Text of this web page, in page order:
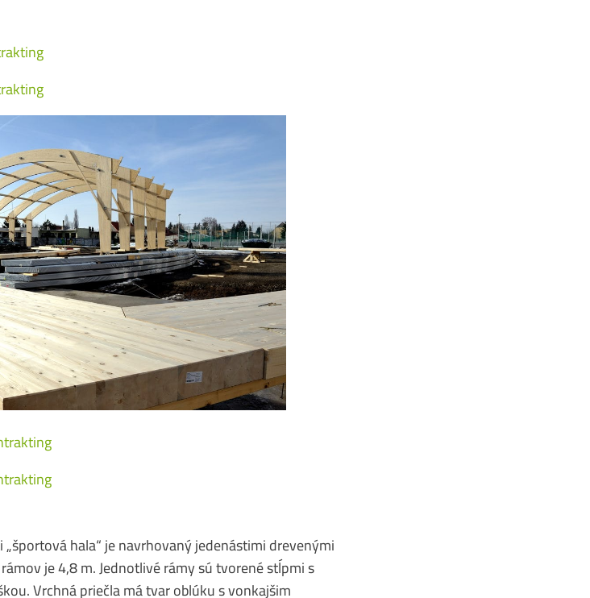
hala“ je navrhovaný jedenástimi drevenými
je 4,8 m. Jednotlivé rámy sú tvorené stĺpmi s
Vrchná priečla má tvar oblúku s vonkajšim